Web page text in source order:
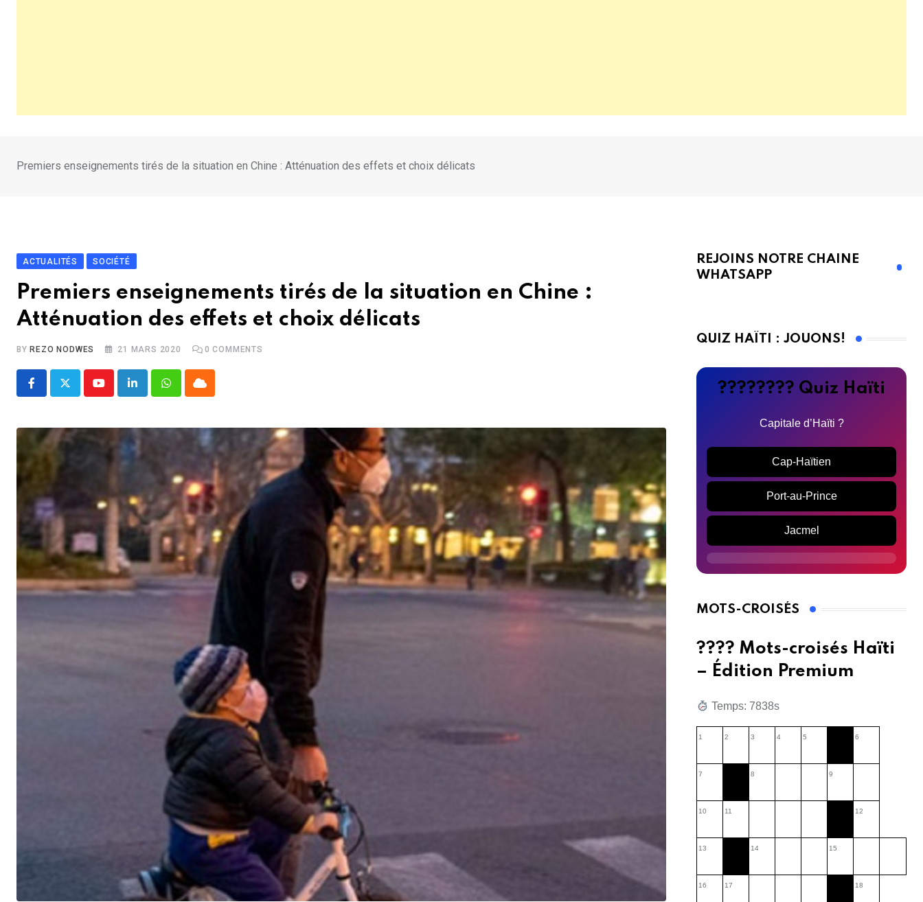
Premiers enseignements tirés de la situation en Chine : Atténuation des effets et choix délicats
ACTUALITÉS SOCIÉTÉ
Premiers enseignements tirés de la situation en Chine :
Atténuation des effets et choix délicats
BY REZO NODWES 21 MARS 2020 0 COMMENTS
YoutubeLinkedInWhatsappCloud
REJOINS NOTRE CHAINE
WHATSAPP
QUIZ HAÏTI : JOUONS!
???????? Quiz Haïti
Capitale d’Haïti ?
Cap-Haïtien
Port-au-Prince
Jacmel
MOTS-CROISÉS
???? Mots-croisés Haïti
– Édition Premium
Temps: 7840s
1 2 3 4 5 6
7 8 9
10 11 12
13 14 15
16 17 18